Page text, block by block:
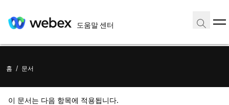
도움말 센터
홈 / 문서
이 문서는 다음 항목에 적용됩니다.